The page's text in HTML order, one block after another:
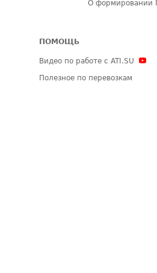
О формировании
ПОМОЩЬ
Видео по работе с ATI.SU
Полезное по перевозкам